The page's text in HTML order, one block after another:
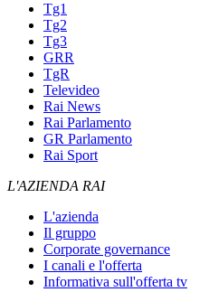
Tg1
Tg2
Tg3
GRR
TgR
Televideo
Rai News
Rai Parlamento
GR Parlamento
Rai Sport
L'AZIENDA RAI
L'azienda
Il gruppo
Corporate governance
I canali e l'offerta
Informativa sull'offerta tv